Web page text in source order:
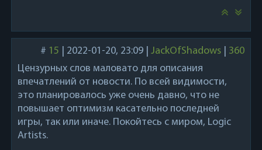
# 15 2022-01-20, 23:09 JackOfShadows| 360
Цензурных слов маловато для описания
впечатлений от новости. По всей видимости,
это планировалось уже очень давно, что не
повышает оптимизм касательно последней
игры, так или иначе. Покойтесь с миром, Logic
Artists.